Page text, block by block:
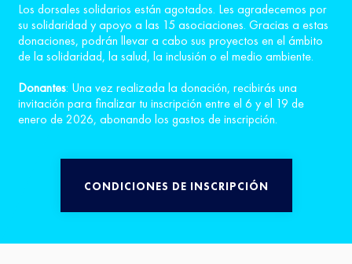
Los dorsales solidarios están agotados. Les agradecemos por
su solidaridad y apoyo a las 15 asociaciones. Gracias a estas
donaciones, podrán llevar a cabo sus proyectos en el ámbito
de la solidaridad, la salud, la inclusión o el medio ambiente.
Donantes: Una vez realizada la donación, recibirás una
invitación para finalizar tu inscripción entre el 6 y el 19 de
enero de 2026, abonando los gastos de inscripción.
CONDICIONES DE INSCRIPCIÓN